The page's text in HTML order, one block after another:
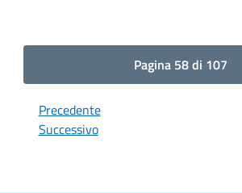
Pagina 58 di 107
Precedente
Successivo